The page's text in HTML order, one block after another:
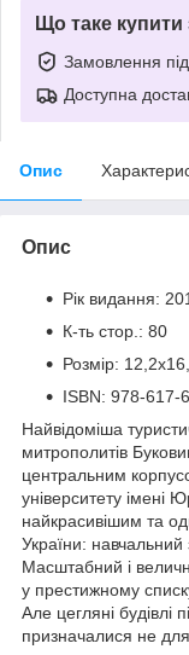
Що таке
Замовлення
Доступна
Опис
Опис
Рік видання:
К-ть стор.: 80
Розмір:
ISBN: 978-617-
Найвідоміша
митрополитів
центральним
університету імені
найкрасивішим та
України: навчальний
Масштабний і
у престижному
Але цегляні будівлі
призначалися не для